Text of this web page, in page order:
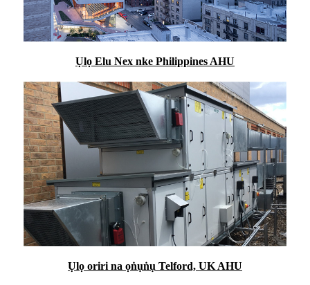
Ụlọ Elu Nex nke Philippines AHU
Ụlọ oriri na ọṅụṅụ Telford, UK AHU